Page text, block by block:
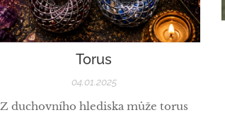
Torus
04.01.2025
Z duchovního hlediska může torus